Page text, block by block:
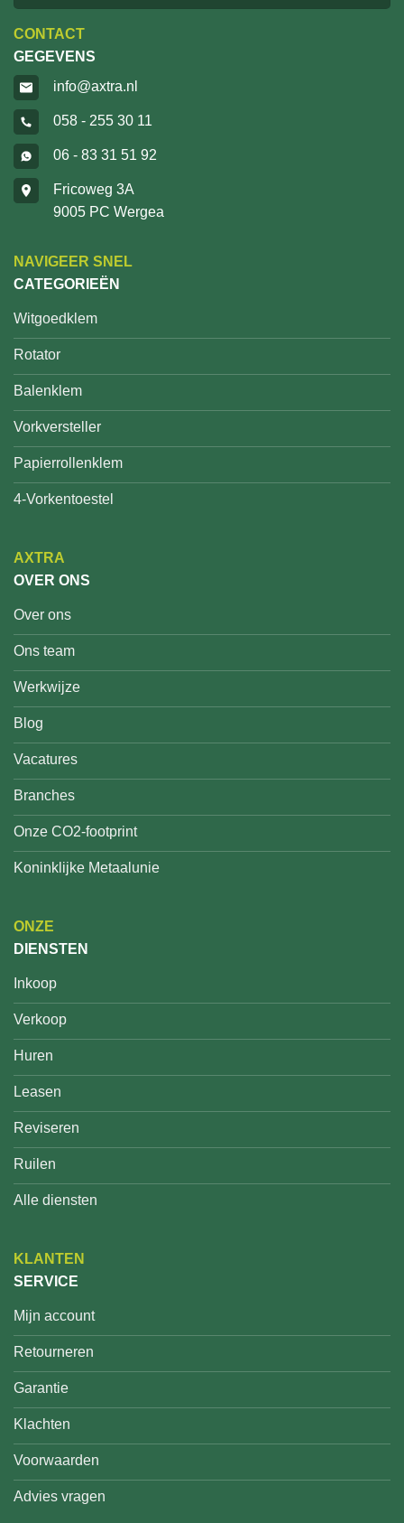
CONTACT
GEGEVENS
info@axtra.nl
058 - 255 30 11
06 - 83 31 51 92
Fricoweg 3A
9005 PC Wergea
NAVIGEER SNEL
CATEGORIEËN
Witgoedklem
Rotator
Balenklem
Vorkversteller
Papierrollenklem
4-Vorkentoestel
AXTRA
OVER ONS
Over ons
Ons team
Werkwijze
Blog
Vacatures
Branches
Onze CO2-footprint
Koninklijke Metaalunie
ONZE
DIENSTEN
Inkoop
Verkoop
Huren
Leasen
Reviseren
Ruilen
Alle diensten
KLANTEN
SERVICE
Mijn account
Retourneren
Garantie
Klachten
Voorwaarden
Advies vragen